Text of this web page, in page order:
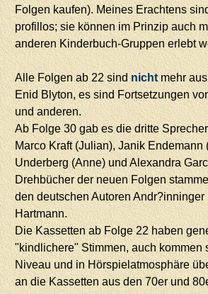
Folgen kaufen). Meines Erachtens
profillos; sie können im Prinzip auch
anderen Kinderbuch-Gruppen erlebt
Alle Folgen ab 22 sindnichtmehr
Enid Blyton, es sind Fortsetzungen
und anderen.
Ab Folge 30 gab es die dritte
Marco Kraft (Julian), Janik Endemann
Underberg (Anne) und Alexandra
Drehbücher der neuen Folgen
den deutschen Autoren
Hartmann.
Die Kassetten ab Folge 22 haben
"kindlichere" Stimmen, auch kommen
Niveau und in Hörspielatmosphäre
an die Kassetten aus den 70er und